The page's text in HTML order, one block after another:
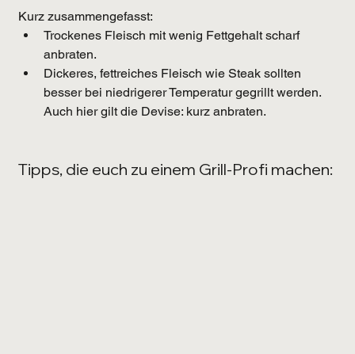
Kurz zusammengefasst:
Trockenes Fleisch mit wenig Fettgehalt scharf
anbraten.
Dickeres, fettreiches Fleisch wie Steak sollten
besser bei niedrigerer Temperatur gegrillt werden.
Auch hier gilt die Devise: kurz anbraten.
Tipps, die euch zu einem Grill-Profi machen: